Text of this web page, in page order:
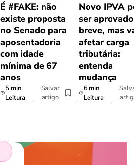
É #FAKE: não
existe proposta
no Senado para
aposentadoria
com idade
mínima de 67
anos
5 min
Leitura
Salvar
artigo
Novo IPVA
ser
breve, mas
afetar carga
tributária:
entenda
mudança
6 min
Leitura